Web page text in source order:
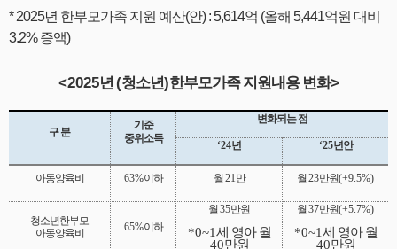
* 2025년 한부모가족 지원 예산(안) : 5,614억 (올해 5,441억원 대비
3.2% 증액)
<2025년 (청소년)한부모가족 지원내용 변화>
구 분
기준
중위소득
변화되는 점
‘24년 ‘25년안
아동양육비 63%이하 월 21만 월 23만원(+9.5%)
청소년한부모
아동양육비
65%이하
월 35만원
*0~1세 영아 월
40만원
월 37만원(+5.7%)
*0~1세 영아 월
40만원